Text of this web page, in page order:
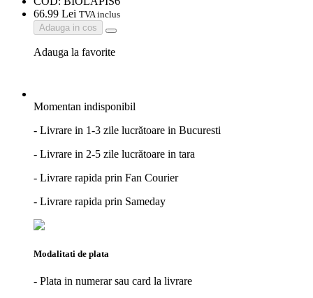
66.99 Lei TVA inclus
Adauga in cos
Adauga la favorite
Momentan indisponibil
- Livrare in 1-3 zile lucrătoare in Bucuresti
- Livrare in 2-5 zile lucrătoare in tara
- Livrare rapida prin Fan Courier
- Livrare rapida prin Sameday
Modalitati de plata
- Plata in numerar sau card la livrare